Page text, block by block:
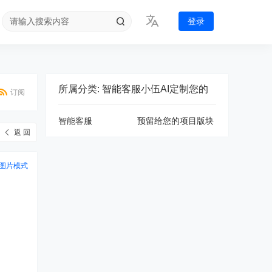
登录
订阅
返 回
片模式
所属分类: 智能客服小伍AI定制您的
智能客服 预留给您的项目版块